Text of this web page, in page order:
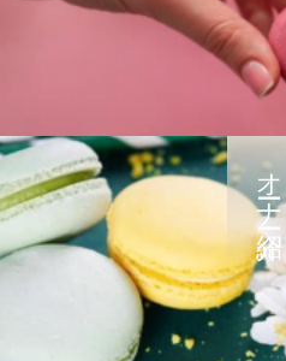
オーナー紹介